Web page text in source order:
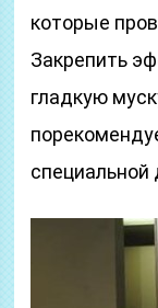
которые
Закрепить
гладкую
специальной